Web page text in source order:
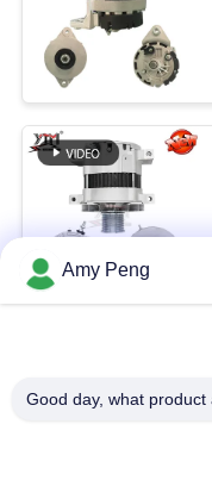
Amy Peng
Good day, what